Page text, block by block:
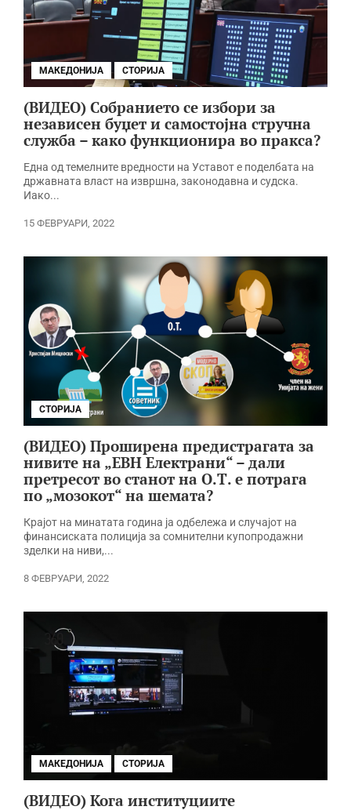
МАКЕДОНИЈА СТОРИЈА
(ВИДЕО) Собранието се избори за
независен буџет и самостојна стручна
служба – како функционира во пракса?
Една од темелните вредности на Уставот е поделбата на
државната власт на извршна, законодавна и судска.
Иако...
15 ФЕВРУАРИ, 2022
СТОРИЈА
(ВИДЕО) Проширена предистрагата за
нивите на „ЕВН Електрани“ – дали
претресот во станот на О.Т. е потрага
по „мозокот“ на шемата?
Крајот на минатата година ја одбележа и случајот на
финансиската полиција за сомнителни купопродажни
зделки на ниви,...
8 ФЕВРУАРИ, 2022
МАКЕДОНИЈА СТОРИЈА
(ВИДЕО) Кога институциите